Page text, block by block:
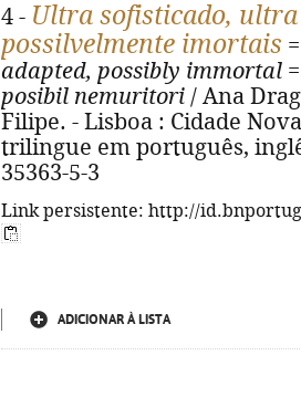
4 - Ultra sofisticado, ultra
possilvelmente imortais
adapted, possibly immortal
posibil nemuritori / Ana
Filipe. - Lisboa : Cidade
trilingue em português,
35363-5-3
Link persistente: http://
ADICIONAR À LISTA